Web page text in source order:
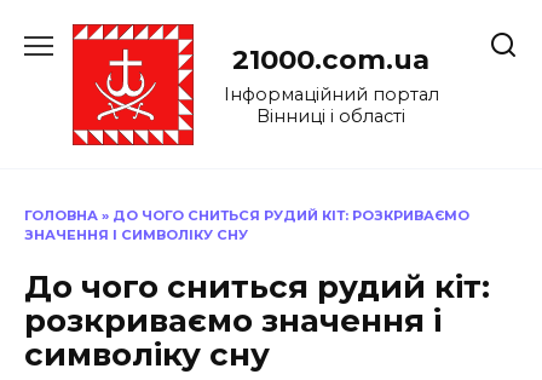
до
21000.com.ua
Інформаційний портал
Вінниці і області
ГОЛОВНА » ДО ЧОГО СНИТЬСЯ РУДИЙ КІТ: РОЗКРИВАЄМО
ЗНАЧЕННЯ І СИМВОЛІКУ СНУ
До чого сниться рудий кіт:
розкриваємо значення і
символіку сну